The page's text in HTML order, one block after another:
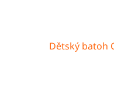
Dětský batoh